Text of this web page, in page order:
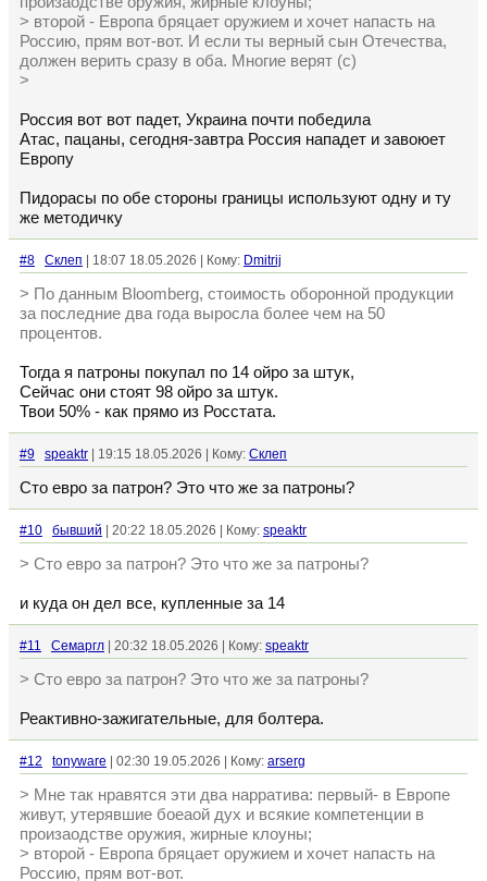
> второй - Европа бряцает оружием и хочет напасть на
Россию, прям вот-вот. И если ты верный сын Отечества,
должен верить сразу в оба. Многие верят (с)
>
Россия вот вот падет, Украина почти победила
Атас, пацаны, сегодня-завтра Россия нападет и завоюет
Европу
Пидорасы по обе стороны границы используют одну и ту
же методичку
#8 Склеп | 18:07 18.05.2026 | Кому: Dmitrij
> По данным Bloomberg, стоимость оборонной продукции
за последние два года выросла более чем на 50
процентов.
Тогда я патроны покупал по 14 ойро за штук,
Сейчас они стоят 98 ойро за штук.
Твои 50% - как прямо из Росстата.
#9 speaktr | 19:15 18.05.2026 | Кому: Склеп
Сто евро за патрон? Это что же за патроны?
#10 бывший | 20:22 18.05.2026 | Кому: speaktr
> Сто евро за патрон? Это что же за патроны?
и куда он дел все, купленные за 14
#11 Семаргл | 20:32 18.05.2026 | Кому: speaktr
> Сто евро за патрон? Это что же за патроны?
Реактивно-зажигательные, для болтера.
#12 tonyware | 02:30 19.05.2026 | Кому: arserg
> Мне так нравятся эти два нарратива: первый- в Европе
живут, утерявшие боеаой дух и всякие компетенции в
произаодстве оружия, жирные клоуны;
> второй - Европа бряцает оружием и хочет напасть на
Россию, прям вот-вот.